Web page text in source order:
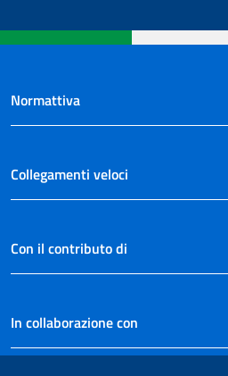
Normattiva
Collegamenti veloci
Con il contributo di
In collaborazione con